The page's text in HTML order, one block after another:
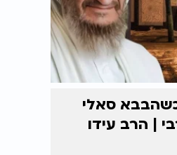
סאלי
| הרב עידו